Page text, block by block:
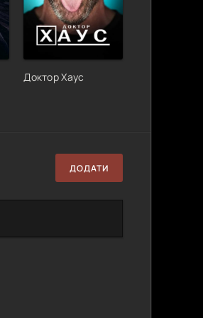
Доктор Хаус
ДОДАТИ